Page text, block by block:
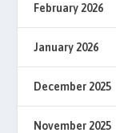
February 2026
January 2026
December 2025
November 2025